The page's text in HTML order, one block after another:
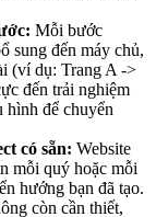
Mỗi bước
sung đến máy chủ,
(ví dụ: Trang A ->
đến trải nghiệm
hình để chuyển
có sẵn: Website
mỗi quý hoặc mỗi
hướng bạn đã tạo.
còn cần thiết,